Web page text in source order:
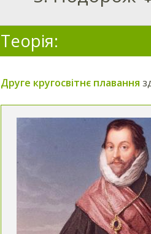
Теорія:
Друге кругосвітнє плавання